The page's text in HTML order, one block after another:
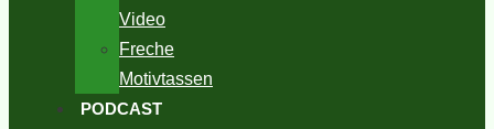
Video
Freche
Motivtassen
PODCAST